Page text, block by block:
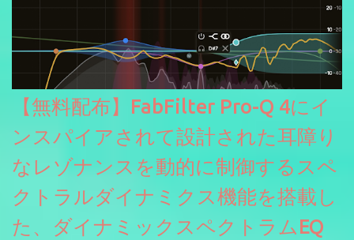
【無料配布】FabFilter Pro-Q 4にイ
ンスパイアされて設計された耳障り
なレゾナンスを動的に制御するスペ
クトラルダイナミクス機能を搭載し
た、ダイナミックスペクトラムEQ